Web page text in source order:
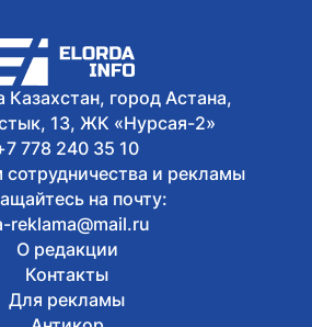
16:36
дети и родители проверили
Правил дорожного движения
Казахстан, город Астана,
13, ЖК «Нурсая-2»
778 240 35 10
и рекламы
на почту:
reklama@mail.ru
О редакции
Контакты
Для рекламы